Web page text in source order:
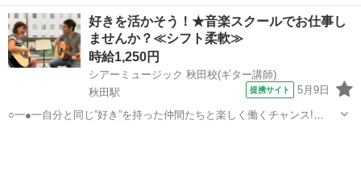
寄駅]： 秋田県横手市婦気大堤字中田4-1 2階 ペッピーキッズクラ
ブ イオンスーパーセンター横手南教室 横手駅自動車7分 [職...
秋田 横手市 その他
好きを活かそう！★音楽スクールでお仕事し
ませんか？≪シフト柔軟≫
時給1,250円
シアーミュージック 秋田校(ギター講師)
秋田駅
提携サイト 5月9日
○━●━自分と同じ”好き”を持った仲間たちと楽しく働くチャンス!